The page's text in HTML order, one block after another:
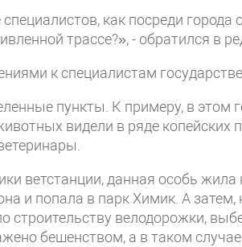
как посреди города
трассе?», - обратился в
к специалистам
пункты. К примеру, в этом
видели в ряде копейских
ветстанции, данная особь
и попала в парк Химик. А затем,
строительству велодорожки,
бешенством, а в таком